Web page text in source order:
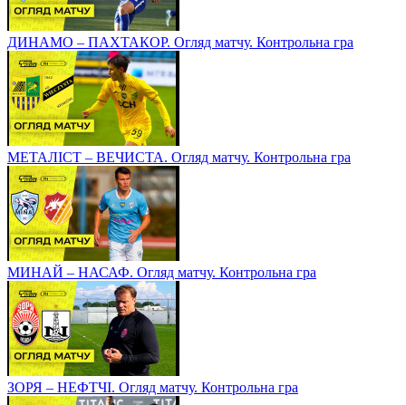
ДИНАМО – ПАХТАКОР. Огляд матчу. Контрольна гра
МЕТАЛІСТ – ВЕЧИСТА. Огляд матчу. Контрольна гра
МИНАЙ – НАСАФ. Огляд матчу. Контрольна гра
ЗОРЯ – НЕФТЧІ. Огляд матчу. Контрольна гра